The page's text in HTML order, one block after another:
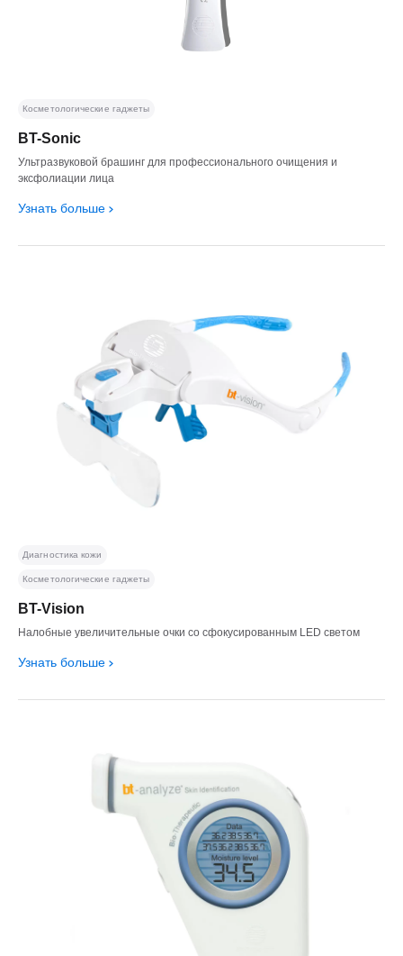
BT-Sonic
Ультразвуковой брашинг для профессионального очищения и
эксфолиации лица
Узнать больше
Косметологические гаджеты
BT-Vision
Налобные увеличительные очки со сфокусированным LED светом
Узнать больше
Диагностика кожи
Косметологические гаджеты